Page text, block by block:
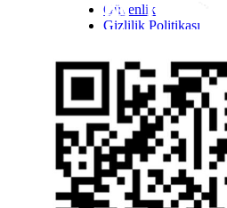
Güvenlik
Gizlilik Politikası
Yasal Duyurular
Bilgi Toplumu
Kişisel Verilerin
YTM -
Alacaklar
Kamuyu Aydınlatma
TwittLinkYoutWhatsapp